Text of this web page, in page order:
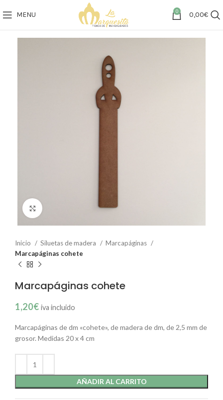
MENU 0 0,00€
Inicio Siluetas de madera
Marcapáginas
Marcapáginas cohete
Marcapáginas cohete
1,20€ iva incluido
Marcapáginas de dm «cohete», de madera de dm, de 2,5 mm de
grosor. Medidas 20 x 4 cm
AÑADIR AL CARRITO